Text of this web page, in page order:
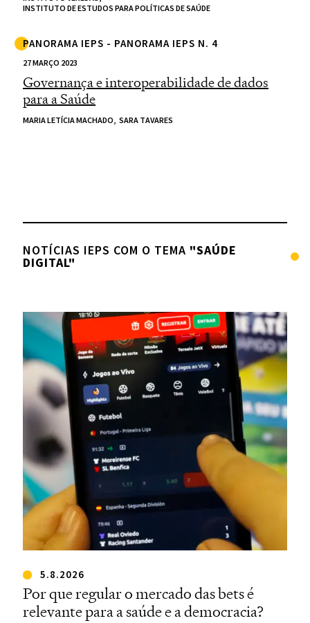
INSTITUTO DE ESTUDOS PARA POLÍTICAS DE SAÚDE
PANORAMA IEPS - PANORAMA IEPS N. 4
27 MARÇO 2023
Governança e interoperabilidade de dados
para a Saúde
MARIA LETÍCIA MACHADO, SARA TAVARES
NOTÍCIAS IEPS COM O TEMA "SAÚDE
DIGITAL"
5.8.2026
Por que regular o mercado das bets é
relevante para a saúde e a democracia?